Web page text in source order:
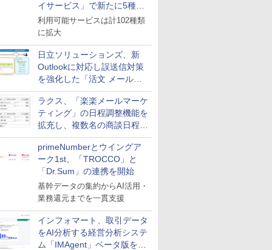
イサービス」で新たに5種類
のサービスと連携開始
利用可能サービスは計102種類
に拡大
日立ソリューションズ、新
Outlookに対応し誤送信対策
を強化した「活文 メール誤
送信防止アドインサービス」
を提供
ラクス、「楽楽メールマーケ
ティング」の日程調整機能を
拡充し、複数名の商談日程調
整を効率化
primeNumberとウイングア
ーク1st、「TROCCO」と
「Dr.Sum」の連携を開始
基幹データの集約からAI活用・
業務還元までを一貫支援
インフォマート、取引データ
をAI分析する経営分析システ
ム「IMAgent」ベータ版を提